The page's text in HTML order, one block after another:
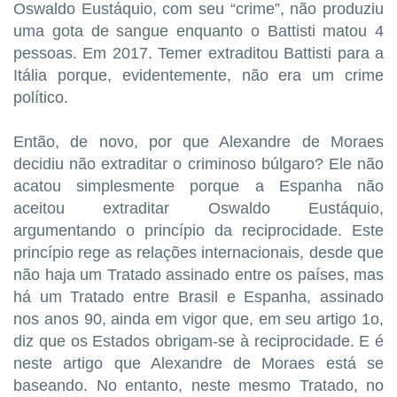
Oswaldo Eustáquio, com seu “crime”, não produziu
uma gota de sangue enquanto o Battisti matou 4
pessoas. Em 2017. Temer extraditou Battisti para a
Itália porque, evidentemente, não era um crime
político.
Então, de novo, por que Alexandre de Moraes
decidiu não extraditar o criminoso búlgaro? Ele não
acatou simplesmente porque a Espanha não
aceitou extraditar Oswaldo Eustáquio,
argumentando o princípio da reciprocidade. Este
princípio rege as relações internacionais, desde que
não haja um Tratado assinado entre os países, mas
há um Tratado entre Brasil e Espanha, assinado
nos anos 90, ainda em vigor que, em seu artigo 1o,
diz que os Estados obrigam-se à reciprocidade. E é
neste artigo que Alexandre de Moraes está se
baseando. No entanto, neste mesmo Tratado, no